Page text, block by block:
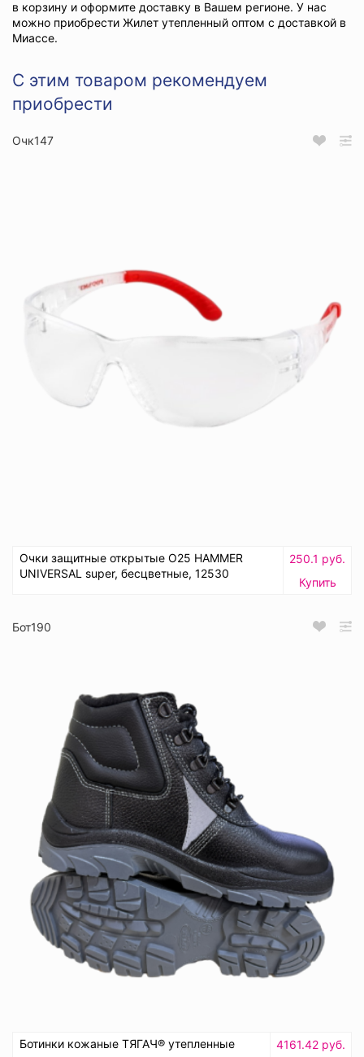
в корзину и оформите доставку в Вашем регионе. У нас
можно приобрести Жилет утепленный оптом с доставкой в
Миассе.
С этим товаром рекомендуем
приобрести
Очк147
Очки защитные открытые О25 HAMMER
UNIVERSAL super, бесцветные, 12530
250.1 руб.
Купить
Бот190
Ботинки кожаные ТЯГАЧ® утепленные
4161.42 руб.